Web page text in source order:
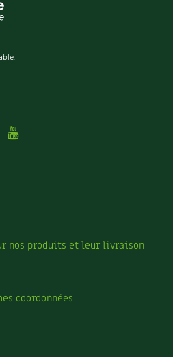
Youtube
nos produits et leur livraison
coordonnées